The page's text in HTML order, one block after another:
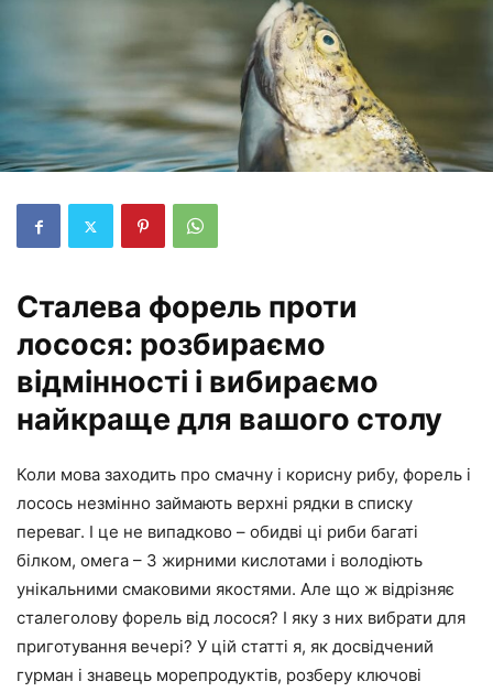
Сталева форель проти
лосося: розбираємо
відмінності і вибираємо
найкраще для вашого столу
Коли мова заходить про смачну і корисну рибу, форель і
лосось незмінно займають верхні рядки в списку
переваг. І це не випадково – обидві ці риби багаті
білком, омега – 3 жирними кислотами і володіють
унікальними смаковими якостями. Але що ж відрізняє
сталеголову форель від лосося? І яку з них вибрати для
приготування вечері? У цій статті я, як досвідчений
гурман і знавець морепродуктів, розберу ключові